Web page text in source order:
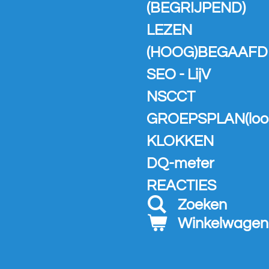
(BEGRIJPEND)
LEZEN
(HOOG)BEGAAFD
SEO - LijV
NSCCT
KLOKKEN
DQ-meter
REACTIES
Zoeken
Winkelwagen